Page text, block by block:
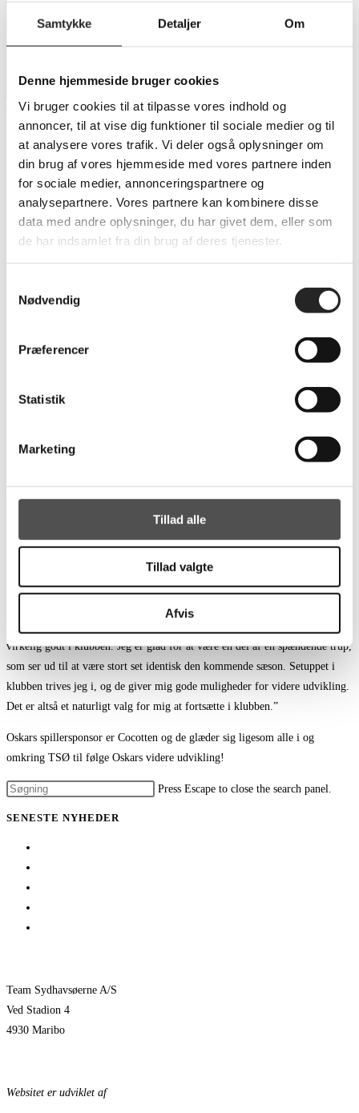
Samtykke Detaljer Om
Denne hjemmeside bruger cookies
Vi bruger cookies til at tilpasse vores indhold og
annoncer, til at vise dig funktioner til sociale medier og til
at analysere vores trafik. Vi deler også oplysninger om
din brug af vores hjemmeside med vores partnere inden
for sociale medier, annonceringspartnere og
analysepartnere. Vores partnere kan kombinere disse
data med andre oplysninger, du har givet dem, eller som
de har indsamlet fra din brug af deres tjenester.
Nødvendig
Præferencer
Statistik
Marketing
Tillad alle
Tillad valgte
Afvis
Oskar forlænger
Oskar forlænger
Oskar Hare forlænger den kontrakt, der var gældende til og med næste
sæson, så aftalen nu gælder til 2027.
Oskar har, med undtagelse af en afstikker til Gunslevholm Idrætsefterskole,
spillet hele sit håndboldliv i Maribo Hallerne og fortsætter således med det i
Morten Juul:
han i den grad har niveauet til at spille med her. Det er grundet ærgerlige
han forvaltet over al forventning. Han ligger i øjeblikket med en
scoringsprocent på 79%, hvilket er meget højt sammenlignet med andre på
kompetencer og klør på for at gøre det samme med fysikken. I det hele
Oskar træner i øjeblikket sammen med resten af truppen på livet løs og
glæder sig til snart (3. februar) forhåbentlig at fortsætte den flotte stime,
Om beslutningen om at forlænge udtaler Oskar:
virkelig godt i klubben. Jeg er glad for at være en del af en spændende trup,
som ser ud til at være stort set identisk den kommende sæson. Setuppet i
klubben trives jeg i, og de giver mig gode muligheder for videre udvikling.
Det er altså et naturligt valg for mig at fortsætte i klubben.”
Oskars spillersponsor er Cocotten og de glæder sig ligesom alle i og
omkring TSØ til følge Oskars videre udvikling!
Press Escape to close the search panel.
SENESTE NYHEDER
Team Sydhavsøerne A/S
Ved Stadion 4
4930 Maribo
Websitet er udviklet af